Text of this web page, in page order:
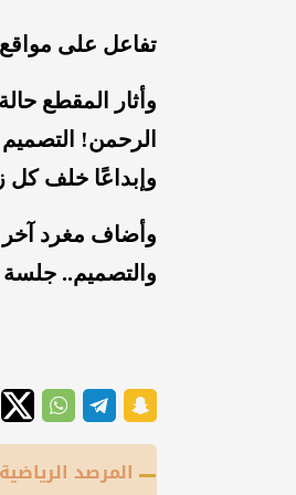
تفاعل على
وأثار المقطع
الرحمن!
وإبداعًا خلف كل
وأضاف مغرد آخر:
والتصميم.. جلسة
المرصد الرياضية